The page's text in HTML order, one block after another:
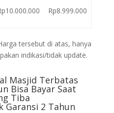
Rp8.999.000
tersebut di atas, hanya
indikasi/tidak update.
Masjid Terbatas
Bisa Bayar Saat
Tiba
Garansi 2 Tahun